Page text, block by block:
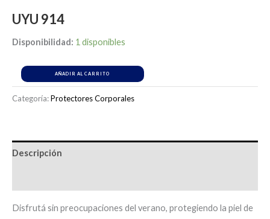
UYU 914
Disponibilidad: 1 disponibles
AÑADIR AL CARRITO
Categoría:Protectores Corporales
Descripción
Disfrutá sin preocupaciones del verano, protegiendo la piel de